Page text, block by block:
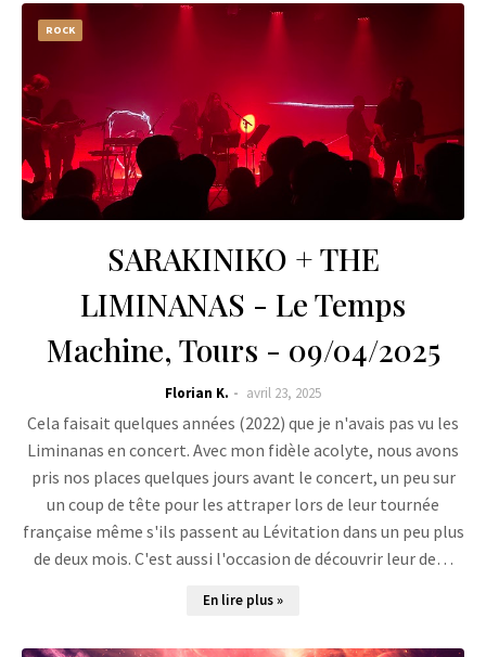
ROCK
SARAKINIKO + THE
LIMINANAS - Le Temps
Machine, Tours - 09/04/2025
Florian K. avril 23, 2025
Cela faisait quelques années (2022) que je n'avais pas vu les
Liminanas en concert. Avec mon fidèle acolyte, nous avons
pris nos places quelques jours avant le concert, un peu sur
un coup de tête pour les attraper lors de leur tournée
française même s'ils passent au Lévitation dans un peu plus
de deux mois. C'est aussi l'occasion de découvrir leur de…
En lire plus »